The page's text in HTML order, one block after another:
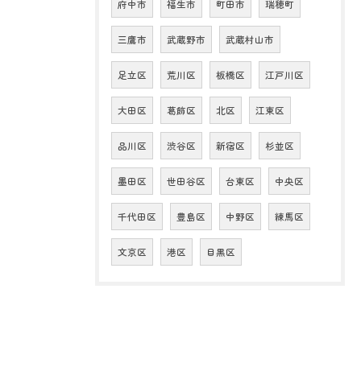
府中市 福生市 町田市 瑞穂町
三鷹市 武蔵野市 武蔵村山市
足立区 荒川区 板橋区 江戸川区
大田区 葛飾区 北区 江東区
品川区 渋谷区 新宿区 杉並区
墨田区 世田谷区 台東区 中央区
千代田区 豊島区 中野区 練馬区
文京区 港区 目黒区